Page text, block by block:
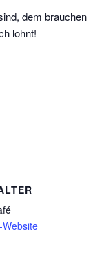
dem brauchen
lohnt!
Website